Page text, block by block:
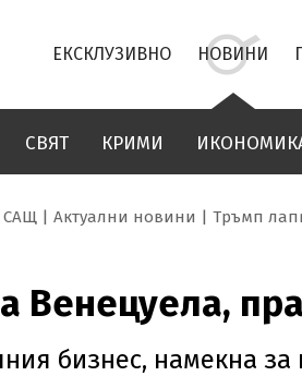
ЕКСКЛУЗИВНО НОВИНИ
СВЯТ КРИМИ
САЩ Актуални новини Тръмп
Венецуела,
бизнес, намекна